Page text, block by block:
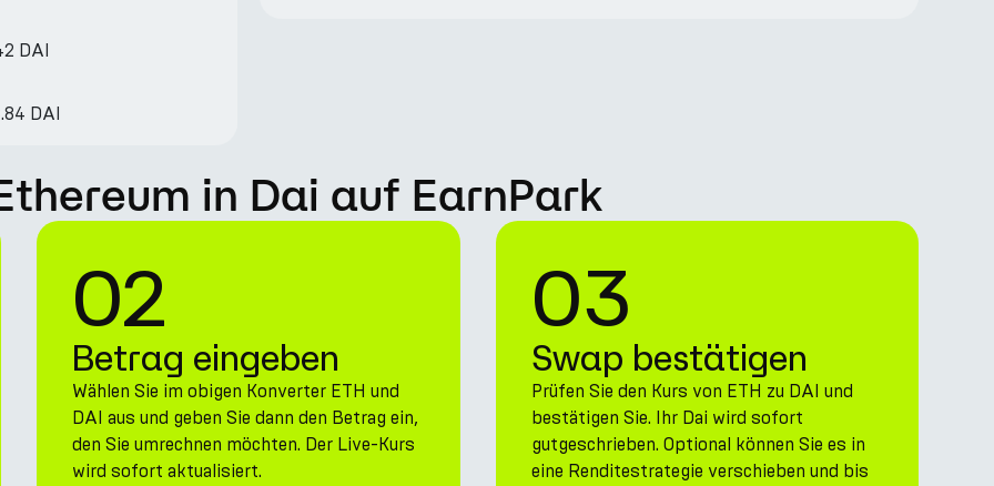
DAI
DAI
in Dai auf EarnPark
02
Betrag eingeben
Wählen Sie im obigen Konverter ETH und
DAI aus und geben Sie dann den Betrag ein,
den Sie umrechnen möchten. Der Live-Kurs
wird sofort aktualisiert.
03
Swap bestätigen
Prüfen Sie den Kurs von ETH zu DAI und
bestätigen Sie. Ihr Dai wird sofort
gutgeschrieben. Optional können Sie es in
eine Renditestrategie verschieben und bis